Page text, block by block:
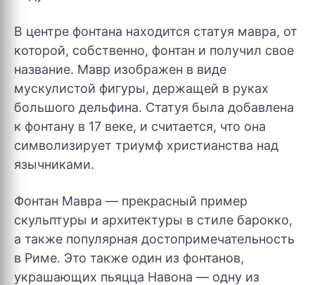
В центре фонтана находится статуя мавра, от
которой, собственно, фонтан и получил свое
название. Мавр изображен в виде
мускулистой фигуры, держащей в руках
большого дельфина. Статуя была добавлена ​​
к фонтану в 17 веке, и считается, что она
символизирует триумф христианства над
язычниками.
Фонтан Мавра — прекрасный пример
скульптуры и архитектуры в стиле барокко,
а также популярная достопримечательность
в Риме. Это также один из фонтанов,
украшающих пьяцца Навона — одну из